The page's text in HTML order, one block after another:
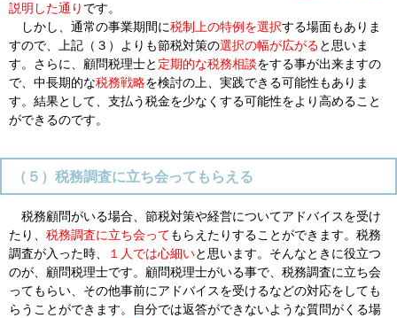
説明した通り です。
しかし、通常の事業期間に税制上の特例を選択する場面もありま
すので、上記（３）よりも節税対策の選択の幅が広がると思いま
す。さらに、顧問税理士と 定期的な税務相談をする事が出来ますの
で、中長期的な税務戦略を検討の上、実践できる可能性もありま
す。結果として、支払う税金を少なくする可能性をより高めること
ができるのです。
（５）税務調査に立ち会ってもらえる
税務顧問がいる場合、節税対策や経営についてアドバイスを受け
たり、 税務調査に立ち会ってもらえたりすることができます。税務
調査が入った時、
１人では心細いと思います。そんなときに役立つ
のが、顧問税理士です。顧問税理士がいる事で、税務調査に立ち会
ってもらい、その他事前にアドバイスを受けるなどの対応をしても
らうことができます。自分では返答ができないような質問がくる場